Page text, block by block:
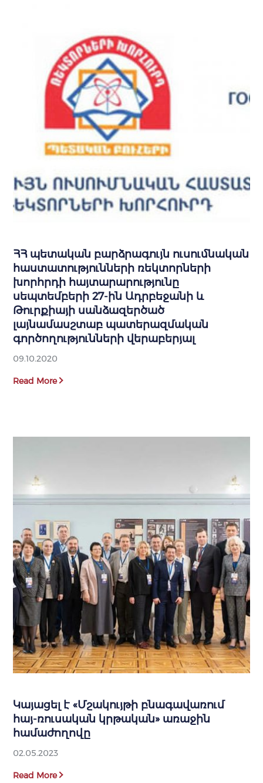
ՀՀ պետական բարձրագույն ուսումնական
հաստատությունների ռեկտորների
խորհրդի հայտարարությունը
սեպտեմբերի 27-ին Ադրբեջանի և
Թուրքիայի սանձազերծած
լայնամասշտաբ պատերազմական
գործողությունների վերաբերյալ
09.10.2020
Read More
Կայացել է «Մշակույթի բնագավառում
հայ-ռուսական կրթական» առաջին
համաժողովը
02.05.2023
Read More